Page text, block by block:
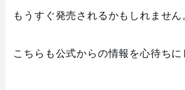
もうすぐ発売されるかもしれません
こちらも公式からの情報を心待ちに